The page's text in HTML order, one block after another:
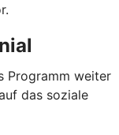
Programm weiter
das soziale